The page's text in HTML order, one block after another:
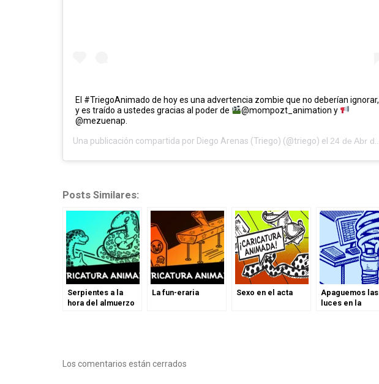
El #TriegoAnimado de hoy es una advertencia zombie que no deberían ignorar,
y es traído a ustedes gracias al poder de
@mompozt_animation y
@mezuenap.
Una publicación compartida por Diego Arenas (Triego) (@triego) el 24 de Abr de 2018 a las 4:16 PDT
Posts Similares:
Serpientes a la
hora del almuerzo
La fun-eraria Sexo en el acta
Apaguemos las
luces en la
Los comentarios están cerrados